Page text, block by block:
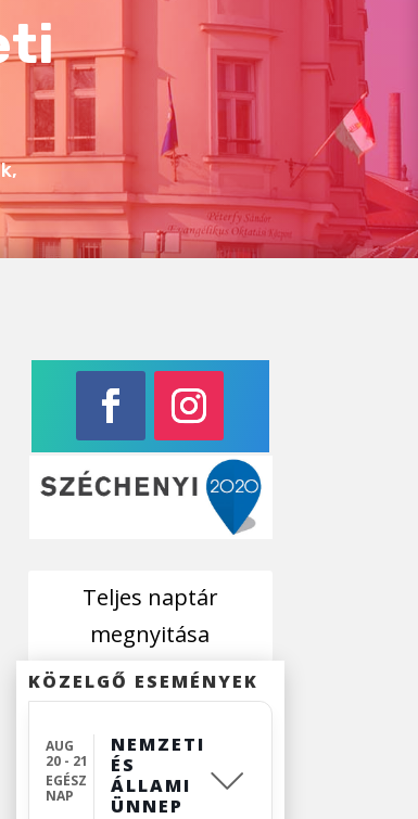
Facebook Instagram
Teljes naptár
megnyitása
KÖZELGŐ ESEMÉNYEK
AUG
20 - 21
EGÉSZ
NAP
NEMZETI
ÉS
ÁLLAMI
ÜNNEP